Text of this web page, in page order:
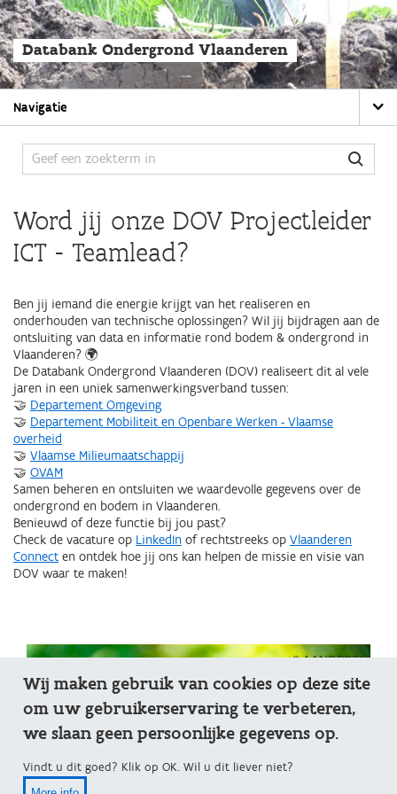
Overslaan
en
naar
de
algemene
inhoud
Databank Ondergrond Vlaanderen
Main
navigation
Navigatie
Word jij onze DOV Projectleider
ICT - Teamlead?
Ben jij iemand die energie krijgt van het realiseren en
onderhouden van technische oplossingen? Wil jij bijdragen aan de
ontsluiting van data en informatie rond bodem & ondergrond in
Vlaanderen? 🌍
De Databank Ondergrond Vlaanderen (DOV) realiseert dit al vele
jaren in een uniek samenwerkingsverband tussen:
🤝 Departement Omgeving
🤝 Departement Mobiliteit en Openbare Werken - Vlaamse
overheid
🤝 Vlaamse Milieumaatschappij
🤝 OVAM
Samen beheren en ontsluiten we waardevolle gegevens over de
ondergrond en bodem in Vlaanderen.
Benieuwd of deze functie bij jou past?
Check de vacature op LinkedIn of rechtstreeks op Vlaanderen
Connecten ontdek hoe jij ons kan helpen de missie en visie van
DOV waar te maken!
Wij maken gebruik van cookies op deze site
om uw gebruikerservaring te verbeteren,
we slaan geen persoonlijke gegevens op.
Vindt u dit goed? Klik op OK. Wil u dit liever niet?